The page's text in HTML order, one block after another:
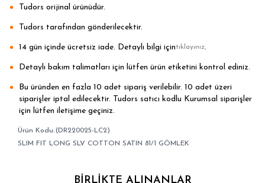
Tudors orijinal ürünüdür.
Tudors tarafından gönderilecektir.
14 gün içinde ücretsiz iade. Detaylı bilgi içintıklayınız.
Detaylı bakım talimatları için lütfen ürün etiketini kontrol ediniz.
Bu üründen en fazla 10 adet sipariş verilebilir. 10 adet üzeri
siparişler iptal edilecektir. Tudors satıcı kodlu Kurumsal siparişler
için lütfen iletişime geçiniz.
(DR220025-LC2)
SLIM FIT LONG SLV COTTON SATIN 81/1 GÖMLEK
BIRLIKTE ALINANLAR